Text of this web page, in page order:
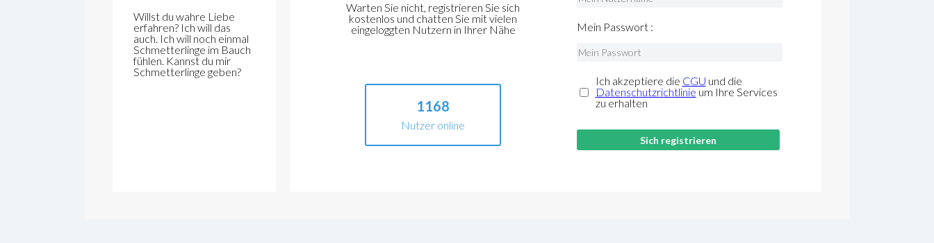
Willst du wahre Liebe
erfahren? Ich will das
auch. Ich will noch einmal
Schmetterlinge im Bauch
fühlen. Kannst du mir
Schmetterlinge geben?
Warten Sie nicht, registrieren Sie sich
kostenlos und chatten Sie mit vielen
eingeloggten Nutzern in Ihrer Nähe
1168
Nutzer online
Mein Passwort :
Ich akzeptiere die CGU und die
Datenschutzrichtlinie um Ihre Services
zu erhalten